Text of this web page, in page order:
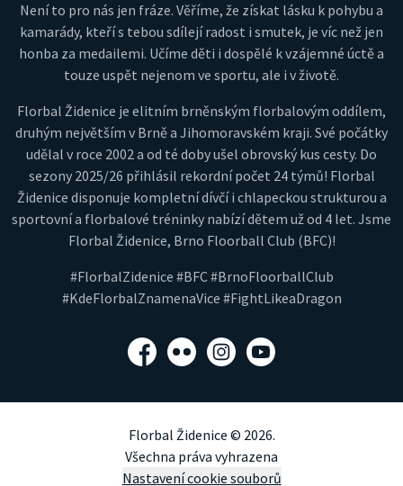
Není to pro nás jen fráze. Věříme, že získat lásku k pohybu a
kamarády, kteří s tebou sdílejí radost i smutek, je víc než jen
honba za medailemi. Učíme děti i dospělé k vzájemné úctě a
touze uspět nejenom ve sportu, ale i v životě.
Florbal Židenice je elitním brněnským florbalovým oddílem,
druhým největším v Brně a Jihomoravském kraji. Své počátky
udělal v roce 2002 a od té doby ušel obrovský kus cesty. Do
sezony 2025/26 přihlásil rekordní počet 24 týmů! Florbal
Židenice disponuje kompletní dívčí i chlapeckou strukturou a
sportovní a florbalové tréninky nabízí dětem už od 4 let. Jsme
Florbal Židenice, Brno Floorball Club (BFC)!
#FlorbalZidenice #BFC #BrnoFloorballClub
#KdeFlorbalZnamenaVice #FightLikeaDragon
Facebook
Flickr Instagram
YouTube
Florbal Židenice © 2026.
Všechna práva vyhrazena
Nastavení cookie souborů